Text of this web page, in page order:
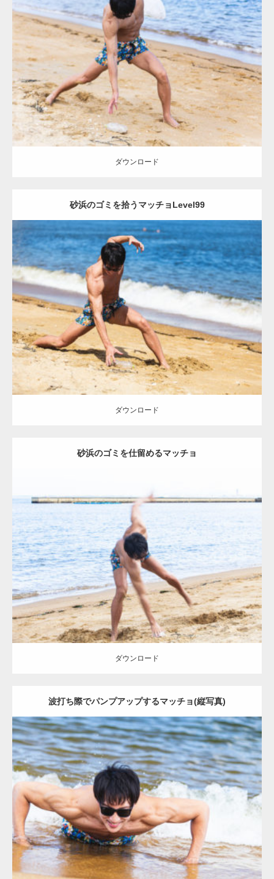
Update:2021.07.8
Category:海のマッチョ オレンジの人 AKIHITO(細マッチョ) 肩 脚
ダウンロード
ダウンロード
砂浜のゴミを拾うマッチョLevel99
Update:2021.07.8
Category:海のマッチョ オレンジの人 AKIHITO(細マッチョ) 肩 脚
ダウンロード
ダウンロード
砂浜のゴミを仕留めるマッチョ
Update: 2021.07.8
Category:海のマッチョ オレンジの人 AKIHITO(細マッチョ)
ダウンロード
ダウンロード
波打ち際でパンプアップするマッチョ(縦写真)
Update:2021.07.8
Category:海のマッチョ オレンジの人 AKIHITO(細マッチョ) 上腕三
頭筋
肩
ダウンロード